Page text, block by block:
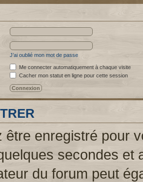
J’ai oublié mon mot de passe
Me connecter automatiquement à chaque visite
Cacher mon statut en ligne pour cette session
être enregistré pour
secondes et
du forum peut